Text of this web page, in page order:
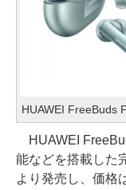
HUAWEI FreeBuds
HUAWEI
能などを搭載した
より発売し、価格